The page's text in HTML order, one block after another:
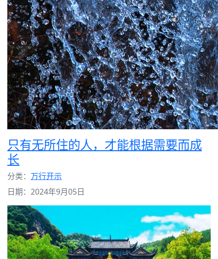
只有无所住的人，才能根据需要而成
长
分类： 万行开示
日期：2024年9月05日